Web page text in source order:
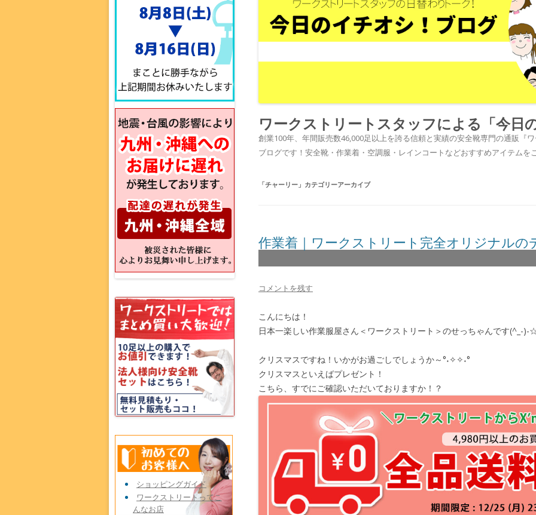
ワークストリートスタッフによる「今日
創業100年、年間販売数46,000足以上を誇る信頼と実績の安全靴専門の通販『
ブログです！安全靴・作業着・空調服・レインコートなどおすすめアイテムを
「チャーリー 」カテゴリーアーカイブ
作業着｜ワークストリート完全オリジナルの
コメントを残す
こんにちは！
日本一楽しい作業服屋さん＜ワークストリート＞のせっちゃんです(^_-)-
クリスマスですね！いかがお過ごしでしょうか～°˖✧✧˖°
クリスマスといえばプレゼント！
こちら、すでにご確認いただいておりますか！？
ショッピングガイド
ワークストリートってこ
んなお店